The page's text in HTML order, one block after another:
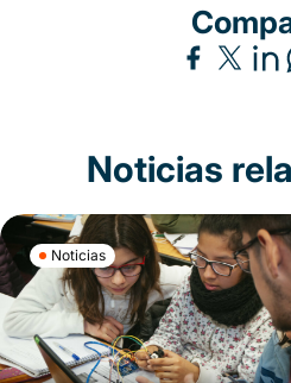
Noticias
Noticias